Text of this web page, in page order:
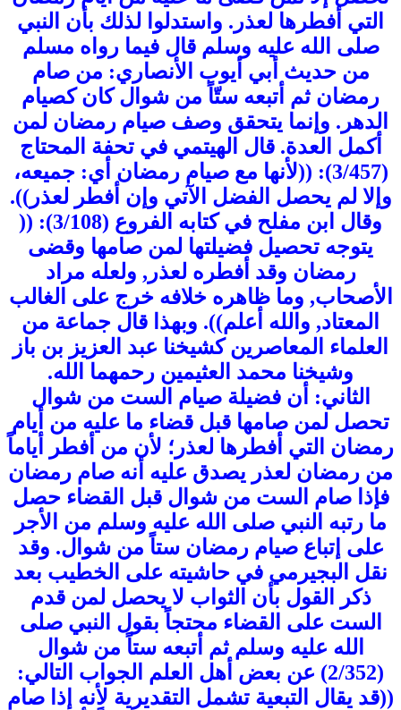
التي أفطرها لعذر. واستدلوا لذلك بأن النبي
صلى الله عليه وسلم قال فيما رواه مسلم
من حديث أبي أيوب الأنصاري: من صام
رمضان ثم أتبعه ستّاً من شوال كان كصيام
الدهر. وإنما يتحقق وصف صيام رمضان لمن
أكمل العدة. قال الهيتمي في تحفة المحتاج
(3/457): ((لأنها مع صيام رمضان أي: جميعه،
وإلا لم يحصل الفضل الآتي وإن أفطر لعذر)).
وقال ابن مفلح في كتابه الفروع (3/108): ((
يتوجه تحصيل فضيلتها لمن صامها وقضى
رمضان وقد أفطره لعذر, ولعله مراد
الأصحاب, وما ظاهره خلافه خرج على الغالب
المعتاد, والله أعلم)). وبهذا قال جماعة من
العلماء المعاصرين كشيخنا عبد العزيز بن باز
وشيخنا محمد العثيمين رحمهما الله.
الثاني: أن فضيلة صيام الست من شوال
تحصل لمن صامها قبل قضاء ما عليه من أيام
رمضان التي أفطرها لعذر؛ لأن من أفطر أياماً
من رمضان لعذر يصدق عليه أنه صام رمضان
فإذا صام الست من شوال قبل القضاء حصل
ما رتبه النبي صلى الله عليه وسلم من الأجر
على إتباع صيام رمضان ستاً من شوال. وقد
نقل البجيرمي في حاشيته على الخطيب بعد
ذكر القول بأن الثواب لا يحصل لمن قدم
الست على القضاء محتجاً بقول النبي صلى
الله عليه وسلم ثم أتبعه ستاً من شوال
(2/352) عن بعض أهل العلم الجواب التالي:
((قد يقال التبعية تشمل التقديرية لأنه إذا صام